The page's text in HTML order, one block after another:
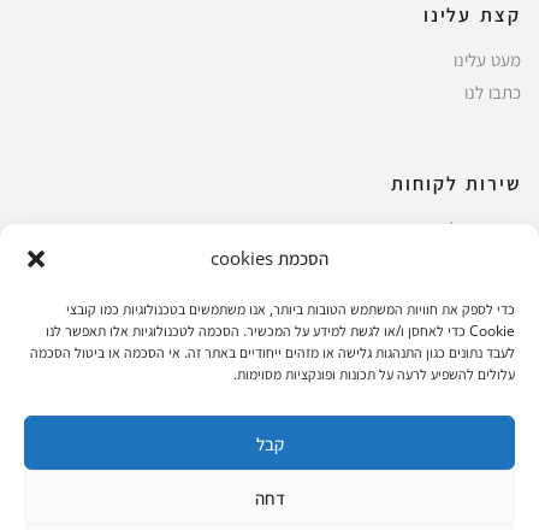
הסכמת cookies
כדי לספק את חוויות המשתמש הטובות ביותר, אנו משתמשים בטכנולוגיות כמו קובצי
Cookie כדי לאחסן ו/או לגשת למידע על המכשיר. הסכמה לטכנולוגיות אלו תאפשר לנו
לעבד נתונים כגון התנהגות גלישה או מזהים ייחודיים באתר זה. אי הסכמה או ביטול הסכמה
עלולים להשפיע לרעה על תכונות ופונקציות מסוימות.
קבל
דחה
קצת עלינו
מעט עלינו
כתבו לנו
שירות לקוחות
החשבון שלי
עגלת קניות
תקנון אתר